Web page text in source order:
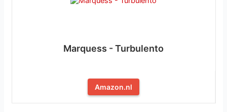
Marquess - Turbulento
Amazon.nl